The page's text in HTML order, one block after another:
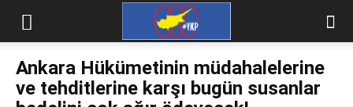
Ankara Hükümetinin müdahalelerine
ve tehditlerine karşı bugün susanlar